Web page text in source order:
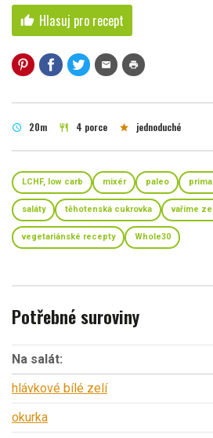
thumb_up Hlasuj pro recept
mail print
schedule 20m restaurant 4 porce star jednoduché
LCHF, low carb mixér paleo primal
saláty těhotenská cukrovka vaříme
vegetariánské recepty Whole30
Potřebné suroviny
Na salát:
hlávkové bílé zelí
okurka